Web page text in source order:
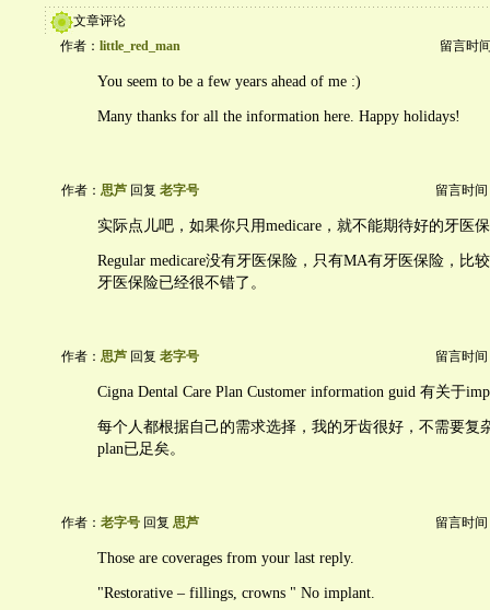
文章评论
作者： little_red_man 留言时
You seem to be a few years ahead of me :)
Many thanks for all the information here. Happy holidays!
作者： 思芦 回复 老字号 留言时间
实际点儿吧，如果你只用medicare，就不能期待好的牙医
Regular medicare没有牙医保险，只有MA有牙医保险，比
牙医保险已经很不错了。
作者： 思芦 回复 老字号 留言时间
Cigna Dental Care Plan Customer information guid 有关于
每个人都根据自己的需求选择，我的牙齿很好，不需要复
plan已足矣。
作者： 老字号 回复 思芦 留言时间
Those are coverages from your last reply.
"Restorative – fillings, crowns " No implant.